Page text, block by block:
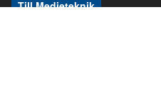
Till Medieteknik